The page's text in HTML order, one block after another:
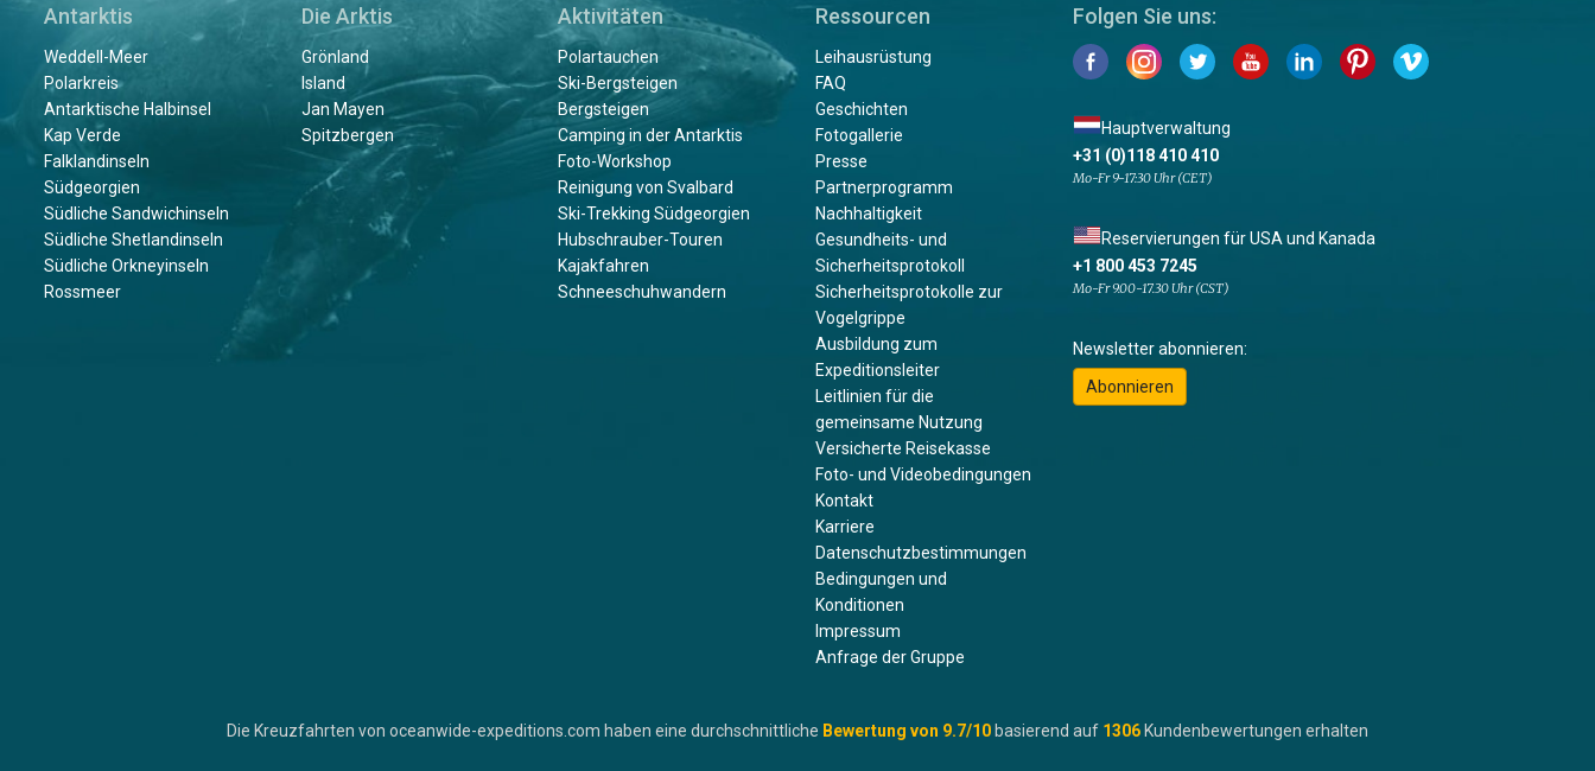
Antarktis
Weddell-Meer
Polarkreis
Antarktische Halbinsel
Kap Verde
Falklandinseln
Südgeorgien
Südliche Sandwichinseln
Südliche Shetlandinseln
Südliche Orkneyinseln
Rossmeer
Die Arktis
Grönland
Island
Jan Mayen
Spitzbergen
Aktivitäten
Polartauchen
Ski-Bergsteigen
Bergsteigen
Camping in der Antarktis
Foto-Workshop
Reinigung von Svalbard
Ski-Trekking Südgeorgien
Hubschrauber-Touren
Kajakfahren
Schneeschuhwandern
Ressourcen
Leihausrüstung
FAQ
Geschichten
Fotogallerie
Presse
Partnerprogramm
Nachhaltigkeit
Gesundheits- und
Sicherheitsprotokoll
Sicherheitsprotokolle zur
Vogelgrippe
Ausbildung zum
Expeditionsleiter
Leitlinien für die
gemeinsame Nutzung
Versicherte Reisekasse
Foto- und Videobedingungen
Kontakt
Karriere
Datenschutzbestimmungen
Bedingungen und
Konditionen
Impressum
Anfrage der Gruppe
Folgen Sie uns:
Hauptverwaltung
+31 (0)118 410 410
Mo-Fr 9-17:30 Uhr (CET)
Reservierungen für USA und Kanada
+1 800 453 7245
Mo-Fr 9.00-17.30 Uhr (CST)
Newsletter abonnieren:
Abonnieren
Die Kreuzfahrten von oceanwide-expeditions.com haben eine durchschnittliche Bewertung von 9.7/10 basierend auf 1306 Kundenbewertungen erhalten